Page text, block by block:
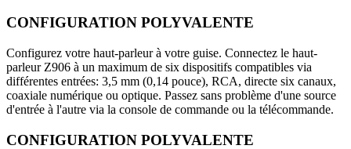
CONFIGURATION POLYVALENTE
Configurez votre haut-parleur à votre guise. Connectez le haut-
parleur Z906 à un maximum de six dispositifs compatibles via
différentes entrées: 3,5 mm (0,14 pouce), RCA, directe six canaux,
coaxiale numérique ou optique. Passez sans problème d'une source
d'entrée à l'autre via la console de commande ou la télécommande.
CONFIGURATION POLYVALENTE